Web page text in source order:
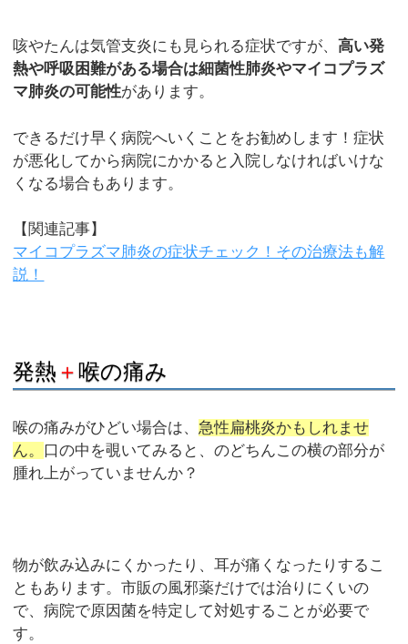
咳やたんは気管支炎にも見られる症状ですが、高い発
熱や呼吸困難がある場合は細菌性肺炎やマイコプラズ
マ肺炎の可能性があります。
できるだけ早く病院へいくことをお勧めします！症状
が悪化してから病院にかかると入院しなければいけな
くなる場合もあります。
【関連記事】
マイコプラズマ肺炎の症状チェック！その治療法も解
説！
発熱 ＋ 喉の痛み
喉の痛みがひどい場合は、急性扁桃炎かもしれませ
ん。
口の中を覗いてみると、のどちんこの横の部分が
腫れ上がっていませんか？
物が飲み込みにくかったり、耳が痛くなったりするこ
ともあります。市販の風邪薬だけでは治りにくいの
で、病院で原因菌を特定して対処することが必要で
す。